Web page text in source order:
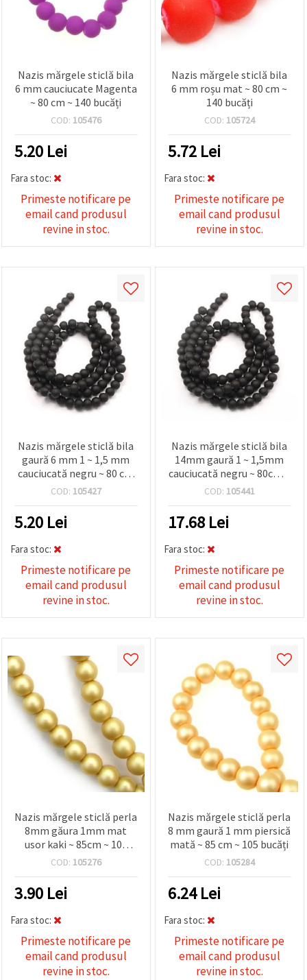
Nazis mărgele sticlă bila
6 mm cauciucate Magenta
~ 80 cm ~ 140 bucăți
COD: 105476
5.20 Lei
Fara stoc:
Primeste notificare pe
email cand produsul
revine in stoc.
Nazis mărgele sticlă bila
6 mm roșu mat ~ 80 cm ~
140 bucăți
COD: 105724
5.72 Lei
Fara stoc:
Primeste notificare pe
email cand produsul
revine in stoc.
Nazis mărgele sticlă bila
gaură 6 mm 1 ~ 1,5 mm
cauciucată negru ~ 80 cm
~ 140 bucăți
COD: 105427
5.20 Lei
Fara stoc:
Primeste notificare pe
email cand produsul
revine in stoc.
Nazis mărgele sticlă bila
14mm gaură 1 ~ 1,5mm
cauciucată negru ~ 80cm ~
60 bucăți
COD: 105441
17.68 Lei
Fara stoc:
Primeste notificare pe
email cand produsul
revine in stoc.
Nazis mărgele sticlă perla
8mm găura 1mm mat
usor kaki ~ 85cm ~ 105
bucăți
COD: 105276
3.90 Lei
Fara stoc:
Primeste notificare pe
email cand produsul
revine in stoc.
Nazis mărgele sticlă perla
8 mm gaură 1 mm piersică
mată ~ 85 cm ~ 105 bucăți
COD: 105284
6.24Lei
Fara stoc:
Primeste notificare pe
email cand produsul
revine in stoc.